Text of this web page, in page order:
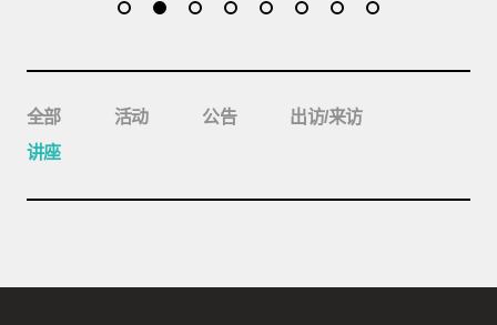
全部 活动 公告
出访/来访
讲座